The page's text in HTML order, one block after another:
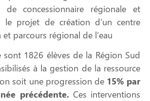
concessionnaire régionale et
le projet de création d’un centre
parcours régional de l’eau
sont 1826 élèves de la Région Sud
à la gestion de la ressource
soit une progression de 15% par
précédente. Ces interventions